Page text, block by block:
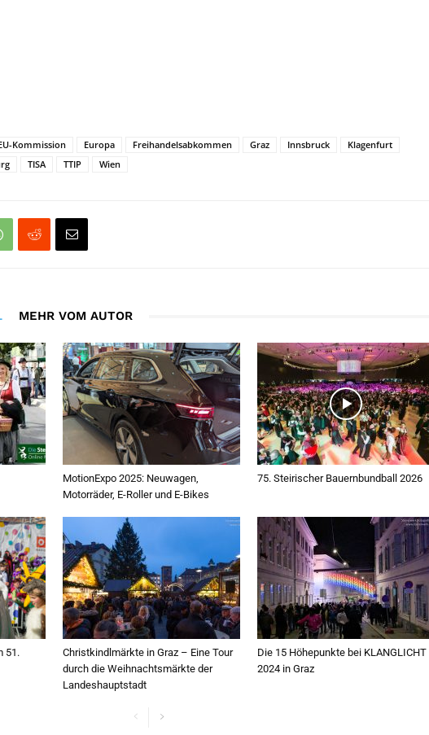
Kommission Europa Freihandelsabkommen Graz Innsbruck
Klagenfurt
TISA TTIP Wien
MEHR VOM AUTOR
MotionExpo 2025: Neuwagen,
Motorräder, E-Roller und E-Bikes
75. Steirischer Bauernbundball 2026
51.
Christkindlmärkte in Graz – Eine Tour
durch die Weihnachtsmärkte der
Landeshauptstadt
Die 15 Höhepunkte bei KLANGLICHT
2024 in Graz